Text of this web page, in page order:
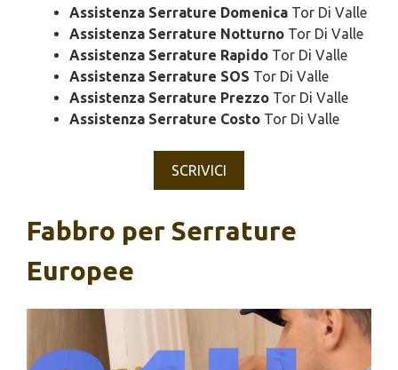
Assistenza Serrature Domenica Tor Di Valle
Assistenza Serrature Notturno Tor Di Valle
Assistenza Serrature Rapido Tor Di Valle
Assistenza Serrature SOS Tor Di Valle
Assistenza Serrature Prezzo Tor Di Valle
Assistenza Serrature Costo Tor Di Valle
SCRIVICI
Fabbro per Serrature
Europee